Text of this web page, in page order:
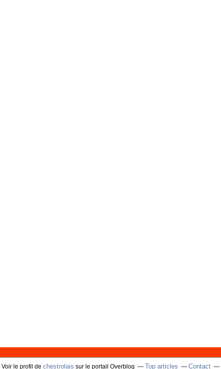
Voir le profil de chestrolais sur le portail Overblog Top articles Contact